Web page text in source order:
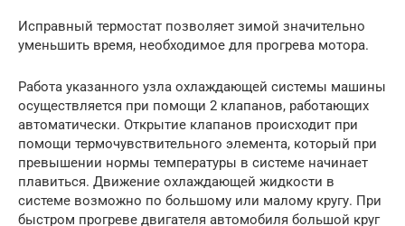
Исправный термостат позволяет зимой значительно
уменьшить время, необходимое для прогрева мотора.
Работа указанного узла охлаждающей системы машины
осуществляется при помощи 2 клапанов, работающих
автоматически. Открытие клапанов происходит при
помощи термочувствительного элемента, который при
превышении нормы температуры в системе начинает
плавиться. Движение охлаждающей жидкости в
системе возможно по большому или малому кругу. При
быстром прогреве двигателя автомобиля большой круг